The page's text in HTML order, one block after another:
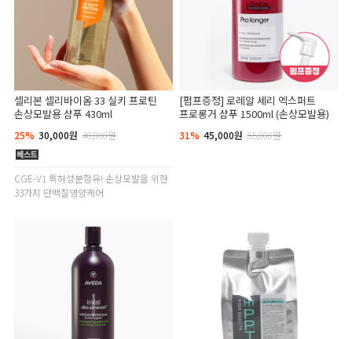
셀리본 셀리바이옴 33 실키 프로틴
손상모발용 샴푸 430ml
25% 30,000원 40,000원
CGE-V1 특허성분함유! 손상모발을 위한
33가지 단백질영양케어
[펌프증정] 로레알 세리 엑스퍼트
프로롱거 샴푸 1500ml (손상모발용)
31% 45,000원 65,000원